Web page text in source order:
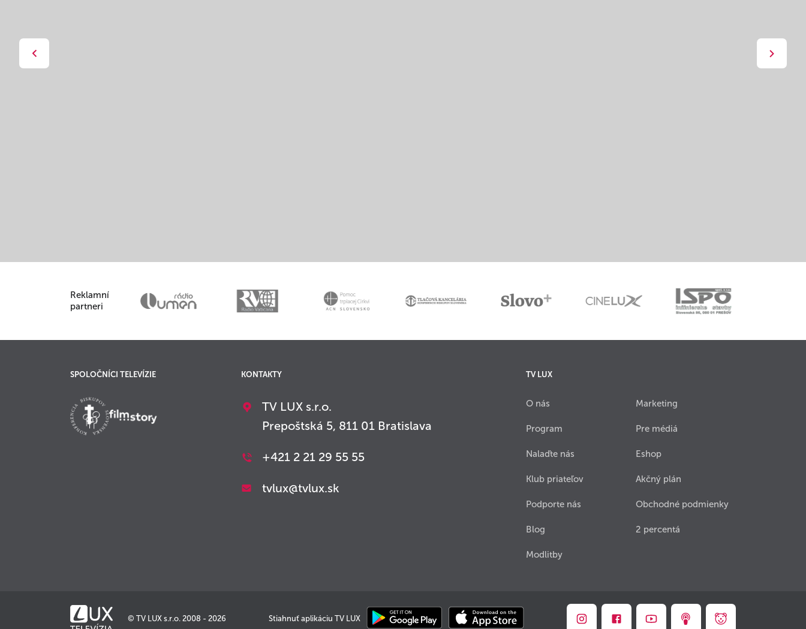
Reklamní
partneri
SPOLOČNÍCI TELEVÍZIE KONTAKTY
TV LUX s.r.o.
Prepoštská 5, 811 01 Bratislava
+421 2 21 29 55 55
tvlux@tvlux.sk
TV LUX
O nás
Program
Nalaďte nás
Klub priateľov
Podporte nás
Blog
Modlitby
Marketing
Pre médiá
Eshop
Akčný plán
Obchodné podmienky
2 percentá
© TV LUX s.r.o. 2008 - 2026 Stiahnuť aplikáciu TV LUX